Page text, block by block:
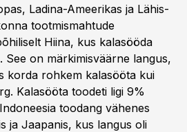
Ladina-Ameerikas ja Lähis-
tootmismahtude
Hiina, kus kalasööda
See on märkimisväärne langus,
korda rohkem kalasööta kui
Kalasööta toodeti ligi 9%
toodang vähenes
ja Jaapanis, kus langus oli